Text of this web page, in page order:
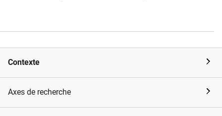
Contexte
Axes de recherche